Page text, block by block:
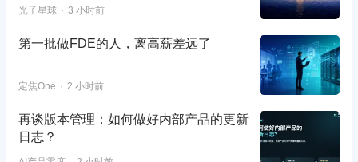
光子星球 3 小时前
第一批做FDE的人，离高薪差远了
定焦One 2 小时前
再谈版本管理：如何做好内部产品的更新
日志？